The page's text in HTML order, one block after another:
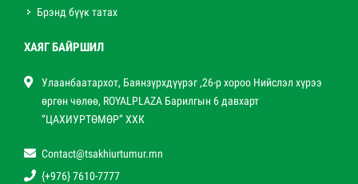
Брэнд бүүк татах
ХАЯГ БАЙРШИЛ
Улаанбаатархот, Баянзүрхдүүрэг ,26-р хороо Нийслэл хүрээ
өргөн чөлөө, ROYALPLAZA Барилгын 6 давхарт
“ЦАХИУРТӨМӨР” ХХК
Contact@tsakhiurtumur.mn
{+976} 7610-7777